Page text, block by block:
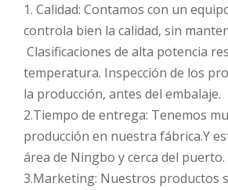
1. Calidad: Contamos con un
controla bien la calidad, sin
Clasificaciones de alta potencia
temperatura. Inspección de los
la producción, antes del embalaje.
2.Tiempo de entrega: Tenemos
producción en nuestra fábrica.Y
área de Ningbo y cerca del puerto.
3.Marketing: Nuestros productos